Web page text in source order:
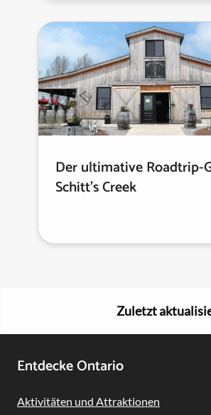
Der ultimative Roadtrip-
Schitt's Creek
Zuletzt
Footer
Navigation
Entdecke Ontario
Aktivitäten und Attraktionen